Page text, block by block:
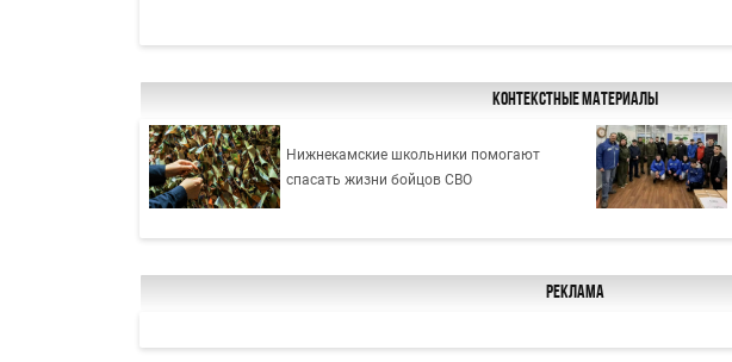
Контекстные материалы
Нижнекамские школьники помогают
спасать жизни бойцов СВО
Реклама